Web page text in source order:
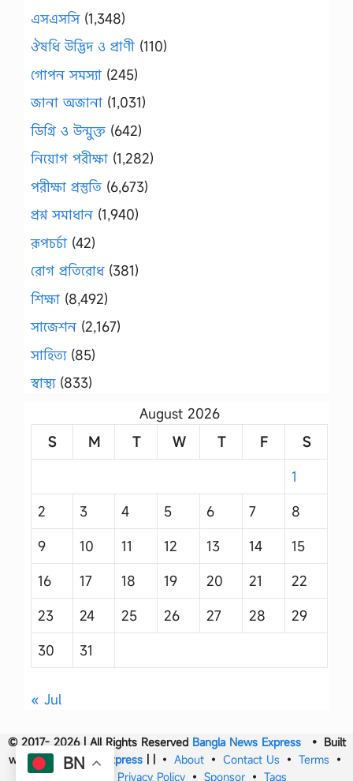
এসএসসি(1,348)
ঔষধি উদ্ভিদ ও প্রাণী (110)
গোপন সমস্যা (245)
জানা অজানা (1,031)
ডিগ্রি ও উন্মুক্ত (642)
নিয়োগ পরীক্ষা (1,282)
পরীক্ষা প্রস্তুতি (6,673)
প্রশ্ন সমাধান (1,940)
রূপচর্চা (42)
রোগ প্রতিরোধ(381)
শিক্ষা (8,492)
সাজেশন (2,167)
সাহিত্য(85)
স্বাস্থ্য(833)
August 2026
S
M T W T F
S
1
2
3 4 5 6 7
8
9
10 11 12 13 14
15
16
17 18 19 20 21
22
23
24 25 26 27 28
29
30
31
« Jul
© 2017- 2026 | All Rights Reserved Bangla News Express• Built
withBangla News Express | | • About • Contact Us • Terms •
Privacy Policy • Sponsor • Tags
BN